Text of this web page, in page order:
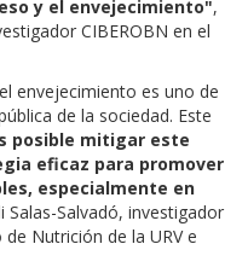
y el envejecimiento",
CIBEROBN en el
envejecimiento es uno de
de la sociedad. Este
posible mitigar este
eficaz para promover
especialmente en
Salas-Salvadó, investigador
Nutrición de la URV e